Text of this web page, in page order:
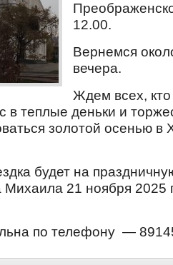
12.00.
Вернемся
вечера.
Ждем всех,
в теплые деньки и
золотой осенью в
будет на
Михаила 21 ноября 2025
по телефону —